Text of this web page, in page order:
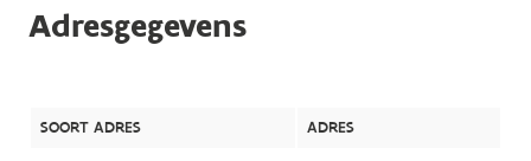
Adresgegevens
SOORT ADRES
ADRES